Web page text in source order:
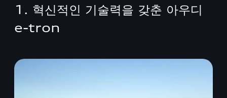
1. 혁신적인 기술력을 갖춘 아우디
e-tron